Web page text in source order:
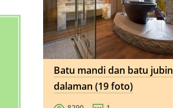
Batu mandi dan batu jubin
dalaman (19 foto)